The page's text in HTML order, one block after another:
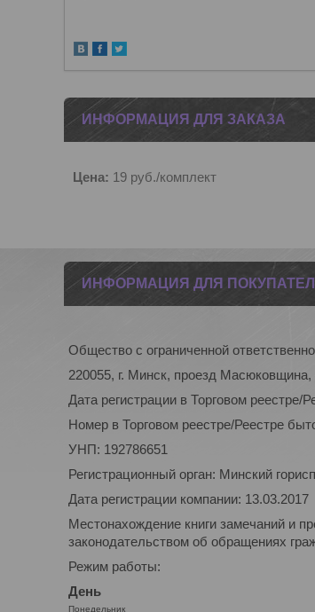
ИНФОРМАЦИЯ ДЛЯ ЗАКАЗА
Цена: 19 руб./комплект
ИНФОРМАЦИЯ ДЛЯ
Общество с ограниченной
220055, г. Минск, проезд Масюковщина,
Дата регистрации в Торговом реестре/
Номер в Торговом реестре/Реестре
УНП: 192786651
Регистрационный орган: Минский
Дата регистрации компании: 13.03.2017
Местонахождение книги замечаний и
законодательством об обращениях
Режим работы:
День
Понедельник